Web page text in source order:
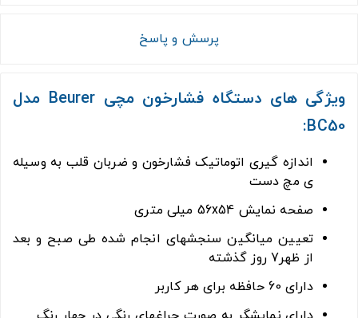
پرسش و پاسخ
ویژگی های دستگاه فشارخون مچی Beurer مدل
BC50:
اندازه گیری اتوماتیک فشارخون و ضربان قلب به وسیله
ی مچ دست
صفحه نمایش 56x54 میلی متری
تعیین میانگین سنجشهای انجام شده طی صبح و بعد
از ظهر7 روز گذشته
دارای 60 حافظه برای هر کاربر